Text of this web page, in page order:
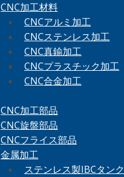
CNC加工材料
CNCアルミ加工
CNCステンレス加工
CNC真鍮加工
CNCプラスチック加工
CNC合金加工
CNC加工部品
CNC旋盤部品
CNCフライス部品
金属加工
ステンレス製IBCタンク